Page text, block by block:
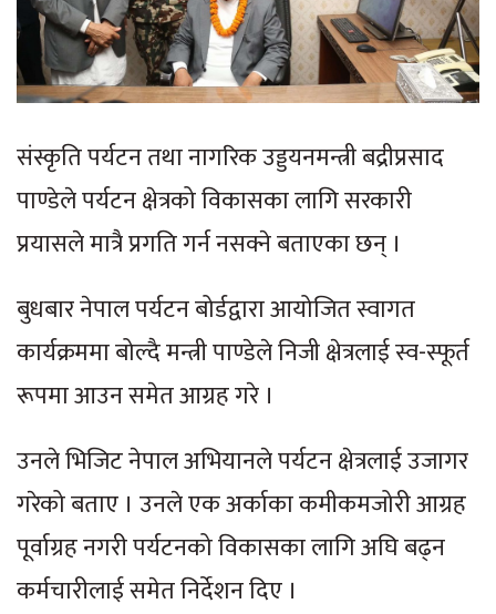
संस्कृति पर्यटन तथा नागरिक उड्डयनमन्त्री बद्रीप्रसाद
पाण्डेले पर्यटन क्षेत्रको विकासका लागि सरकारी
प्रयासले मात्रै प्रगति गर्न नसक्ने बताएका छन् ।
बुधबार नेपाल पर्यटन बोर्डद्वारा आयोजित स्वागत
कार्यक्रममा बोल्दै मन्त्री पाण्डेले निजी क्षेत्रलाई स्व-स्फूर्त
रूपमा आउन समेत आग्रह गरे ।
उनले भिजिट नेपाल अभियानले पर्यटन क्षेत्रलाई उजागर
गरेको बताए । उनले एक अर्काका कमीकमजोरी आग्रह
पूर्वाग्रह नगरी पर्यटनको विकासका लागि अघि बढ्न
कर्मचारीलाई समेत निर्देशन दिए ।